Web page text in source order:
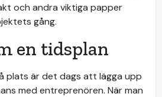
och andra viktiga papper
gång.
en tidsplan
plats är det dags att lägga upp
med entreprenören. När man